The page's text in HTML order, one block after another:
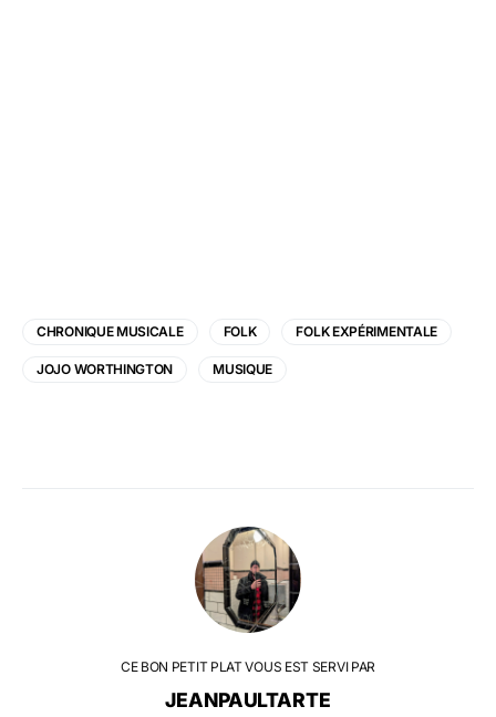
CHRONIQUE MUSICALE FOLK FOLK EXPÉRIMENTALE
JOJO WORTHINGTON MUSIQUE
CE BON PETIT PLAT VOUS EST SERVI PAR
JEANPAULTARTE